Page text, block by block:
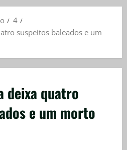
4
suspeitos baleados e um
deixa quatro
e um morto